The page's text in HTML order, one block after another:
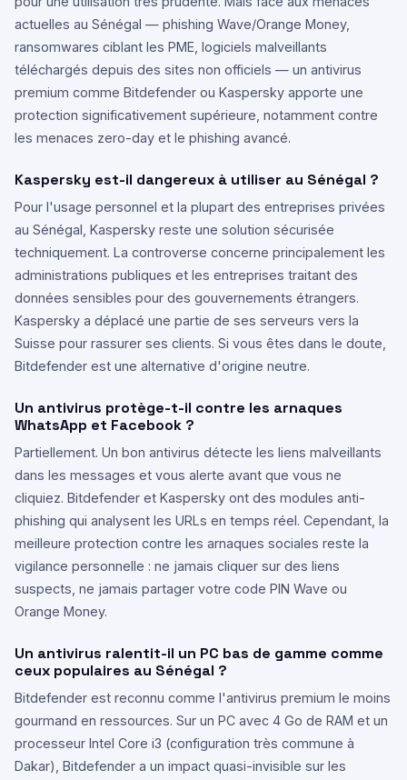
actuelles au Sénégal — phishing Wave/Orange Money,
ransomwares ciblant les PME, logiciels malveillants
téléchargés depuis des sites non officiels — un antivirus
premium comme Bitdefender ou Kaspersky apporte une
protection significativement supérieure, notamment contre
les menaces zero-day et le phishing avancé.
Kaspersky est-il dangereux à utiliser au Sénégal ?
Pour l'usage personnel et la plupart des entreprises privées
au Sénégal, Kaspersky reste une solution sécurisée
techniquement. La controverse concerne principalement les
administrations publiques et les entreprises traitant des
données sensibles pour des gouvernements étrangers.
Kaspersky a déplacé une partie de ses serveurs vers la
Suisse pour rassurer ses clients. Si vous êtes dans le doute,
Bitdefender est une alternative d'origine neutre.
Un antivirus protège-t-il contre les arnaques
WhatsApp et Facebook ?
Partiellement. Un bon antivirus détecte les liens malveillants
dans les messages et vous alerte avant que vous ne
cliquiez. Bitdefender et Kaspersky ont des modules anti-
phishing qui analysent les URLs en temps réel. Cependant, la
meilleure protection contre les arnaques sociales reste la
vigilance personnelle : ne jamais cliquer sur des liens
suspects, ne jamais partager votre code PIN Wave ou
Orange Money.
Un antivirus ralentit-il un PC bas de gamme comme
ceux populaires au Sénégal ?
Bitdefender est reconnu comme l'antivirus premium le moins
gourmand en ressources. Sur un PC avec 4 Go de RAM et un
processeur Intel Core i3 (configuration très commune à
Dakar), Bitdefender a un impact quasi-invisible sur les